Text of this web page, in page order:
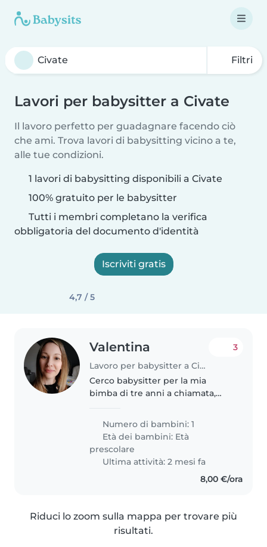
Filtri
Lavori per babysitter a Civate
Il lavoro perfetto per guadagnare facendo ciò
che ami. Trova lavori di babysitting vicino a te,
alle tue condizioni.
1 lavori di babysitting disponibili a Civate
100% gratuito per le babysitter
Tutti i membri completano la verifica
obbligatoria del documento d'identità
Iscriviti gratis
4,7 / 5
Valentina
Lavoro per babysitter a Civate
3
Cerco babysitter per la mia
bimba di tre anni a chiamata,
per chiusure asilo. Dev'essere
quindi disponibile anche
all'ultimo minuto.
Numero di bambini: 1
Età dei bambini: Età
prescolare
Ultima attività: 2 mesi fa
8,00 €/ora
Riduci lo zoom sulla mappa per trovare più
risultati.